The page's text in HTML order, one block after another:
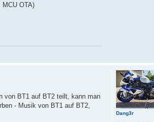
OTA)
von BT1 auf BT2 teilt, kann man
- Musik von BT1 auf BT2,
Dang3r